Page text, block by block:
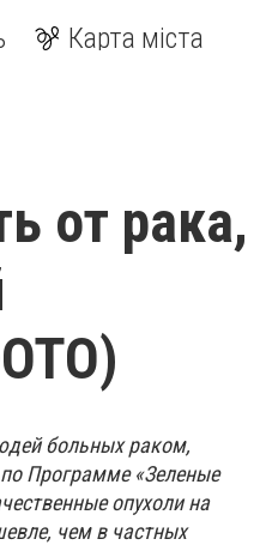
Карта міста
от рака,
больных раком,
Программе «Зеленые
опухоли на
чем в частных